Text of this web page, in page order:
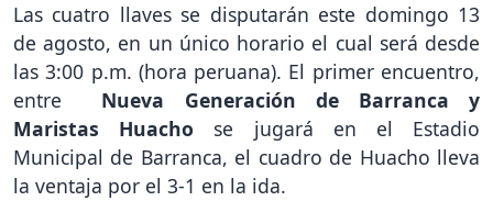
Las cuatro llaves se disputarán este domingo 13
de agosto, en un único horario el cual será desde
las 3:00 p.m. (hora peruana). El primer encuentro,
entre Nueva Generación de Barranca y
Maristas Huacho se jugará en el Estadio
Municipal de Barranca, el cuadro de Huacho lleva
la ventaja por el 3-1 en la ida.